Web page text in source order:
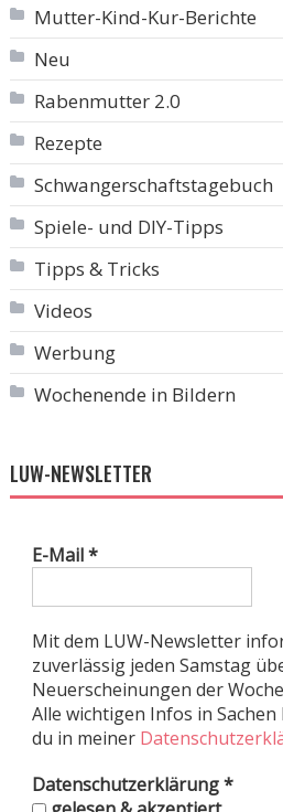
Mutter-Kind-Kur-Berichte
Neu
Rabenmutter 2.0
Rezepte
Schwangerschaftstagebuch
Spiele- und DIY-Tipps
Tipps & Tricks
Videos
Werbung
Wochenende in Bildern
LUW-NEWSLETTER
E-Mail*
Mit dem LUW-Newsletter
zuverlässig jeden Samstag
Neuerscheinungen der
Alle wichtigen Infos in
du in meiner
Datenschutzerklärung*